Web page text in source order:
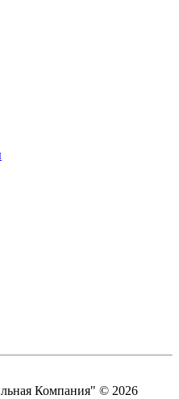
Компания" © 2026